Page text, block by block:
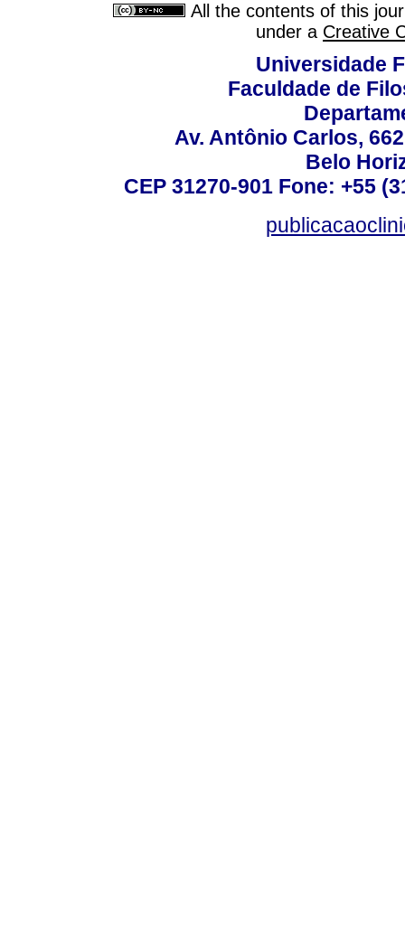
All the contents of this
under a Creative
Universidade
Faculdade de
Av. Antônio Carlos,
Belo
CEP 31270-901 Fone: +55